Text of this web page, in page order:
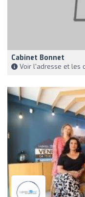
Cabinet Bonnet
Voir l'adresse et les